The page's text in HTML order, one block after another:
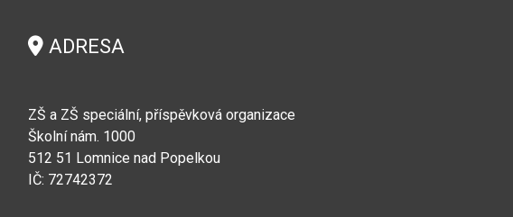
ADRESA
ZŠ a ZŠ speciální, příspěvková organizace
Školní nám. 1000
512 51 Lomnice nad Popelkou
IČ: 72742372